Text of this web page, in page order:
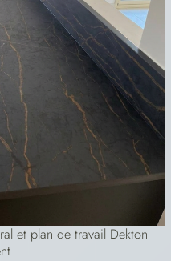
et plan de travail Dekton